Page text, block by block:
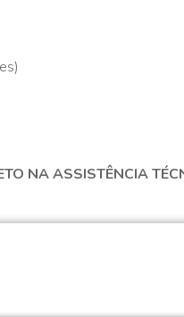
NA ASSISTÊNCIA